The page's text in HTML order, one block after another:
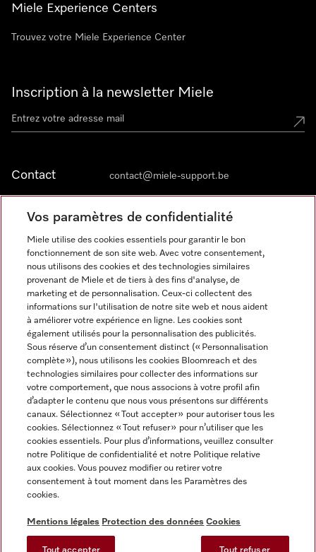
Miele Experience Centers
Trouvez votre Miele Experience Center
Inscription à la newsletter Miele
Contact contact@miele-support.be
Langue
FRANÇAIS
Informations légales
CGV
Protection des données
Conditions d’utilisation
Digital Services Act
Miele sur Facebook
Miele sur Youtube
Miele sur Instagram
Miele sur Pinterest
Vos paramètres de confidentialité
Miele utilise des cookies essentiels pour garantir le bon
fonctionnement de son site web. Avec votre consentement,
nous utilisons des cookies et des technologies similaires
provenant de Miele et de tiers à des fins d'analyse, de
marketing et de personnalisation. Ceux-ci collectent des
informations sur l'utilisation de notre site web et nous aident
à améliorer votre expérience en ligne. Les cookies sont
également utilisés pour la personnalisation des publicités.
Sous réserve d’un consentement distinct (« Personnalisation
complète »), nous utilisons les cookies Bloomreach et des
technologies similaires pour collecter des informations sur
votre comportement, que nous associons à votre profil afin
d’adapter le contenu que nous vous présentons sur différents
canaux. Sélectionnez « Tout accepter » pour autoriser tous les
cookies. Sélectionnez « Tout refuser » pour n’utiliser que les
cookies essentiels. Pour plus d’informations, veuillez consulter
notre Politique de confidentialité et notre Politique relative
aux cookies. Vous pouvez modifier ou retirer votre
consentement à tout moment dans les Paramètres des
cookies.
Mentions légales Protection des données Cookies